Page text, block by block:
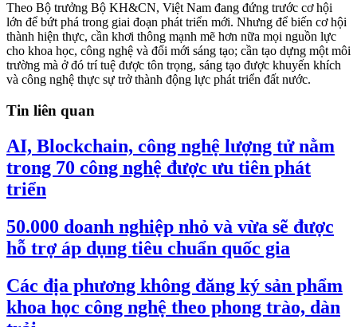
Theo Bộ trưởng Bộ KH&CN, Việt Nam đang đứng trước cơ hội
lớn để bứt phá trong giai đoạn phát triển mới. Nhưng để biến cơ hội
thành hiện thực, cần khơi thông mạnh mẽ hơn nữa mọi nguồn lực
cho khoa học, công nghệ và đổi mới sáng tạo; cần tạo dựng một môi
trường mà ở đó trí tuệ được tôn trọng, sáng tạo được khuyến khích
và công nghệ thực sự trở thành động lực phát triển đất nước.
Tin liên quan
AI, Blockchain, công nghệ lượng tử nằm
trong 70 công nghệ được ưu tiên phát
triển
50.000 doanh nghiệp nhỏ và vừa sẽ được
hỗ trợ áp dụng tiêu chuẩn quốc gia
Các địa phương không đăng ký sản phẩm
khoa học công nghệ theo phong trào, dàn